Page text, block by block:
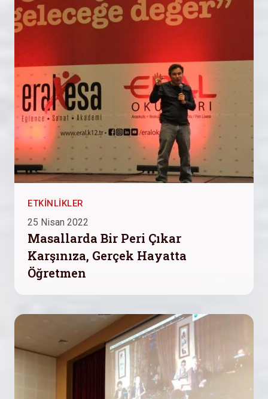
ETKINLIKLER
25 Nisan 2022
Masallarda Bir Peri Çıkar
Karşınıza, Gerçek Hayatta
Öğretmen